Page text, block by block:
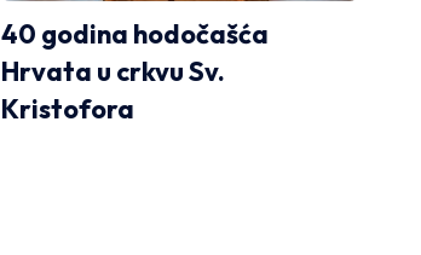
40 godina hodočašća
Hrvata u crkvu Sv.
Kristofora